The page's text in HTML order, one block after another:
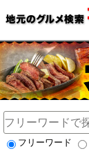
フリーワード